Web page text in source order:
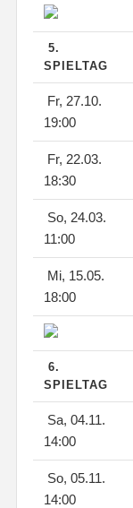
5.
SPIELTAG
Fr, 27.10.
19:00
Fr, 22.03.
18:30
So, 24.03.
11:00
Mi, 15.05.
18:00
6.
SPIELTAG
Sa, 04.11.
14:00
So, 05.11.
14:00